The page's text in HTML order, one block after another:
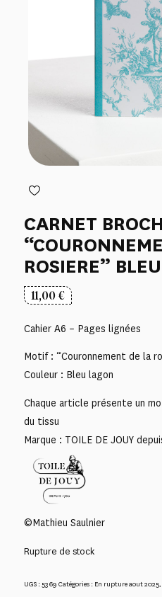
CARNET
ROSIERE”
11,00€
Cahier A6 – Pages lignées
Motif : “Couronnement de la
Couleur : Bleu lagon
Chaque article présente un
du tissu
Marque : TOILE DE JOUY
©Mathieu Saulnier
Rupture de stock
UGS : 5369 Catégories : En rupture aout 2025,